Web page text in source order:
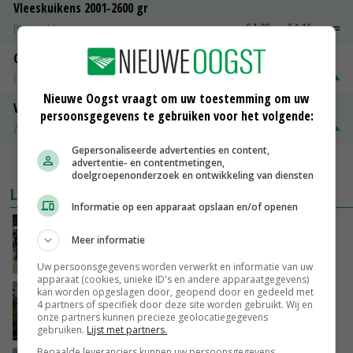
Vleeskuikens 2001-2600 gr
Barneveld
€ 1,09~ € 1,11
Gerst
Groningen
€ 197,00
Volle melkpoeder
Zuivel NL
MEER MARKTPRIJZEN
LAATSTE NIEUWS
boeren nu erkenning
Kamervragen over onttrekkingsverbod,
minister spreekt van ‘ondernemersrisico’
GISTEREN, 16:27
Nieuwe Oogst vraagt om uw toestemming om uw
persoonsgegevens te gebruiken voor het volgende:
Gepersonaliseerde advertenties en content,
advertentie- en contentmetingen,
doelgroepenonderzoek en ontwikkeling van diensten
Informatie op een apparaat opslaan en/of openen
Meer informatie
Uw persoonsgegevens worden verwerkt en informatie van uw
apparaat (cookies, unieke ID's en andere apparaatgegevens)
kan worden opgeslagen door, geopend door en gedeeld met
4 partners of specifiek door deze site worden gebruikt. Wij en
onze partners kunnen precieze geolocatiegegevens
gebruiken. Lijst met partners.